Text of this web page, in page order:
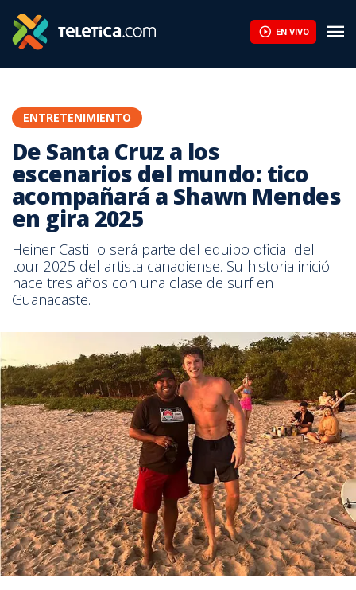
EN VIVO
ENTRETENIMIENTO
De Santa Cruz a los
escenarios del mundo: tico
acompañará a Shawn Mendes
en gira 2025
Heiner Castillo será parte del equipo oficial del
tour 2025 del artista canadiense. Su historia inició
hace tres años con una clase de surf en
Guanacaste.